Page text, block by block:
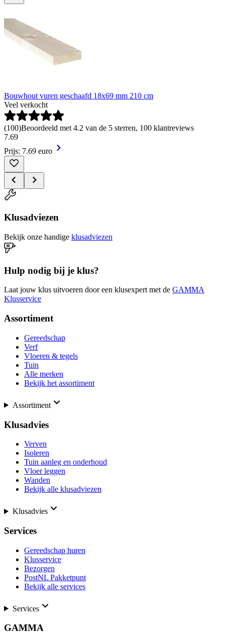
Bouwhout vuren geschaafd 18x69 mm 210 cm
Veel verkocht
(100)Beoordeeld met 4.2 van de 5 sterren, 100 klantreviews
7.69
Prijs: 7.69 euro
Klusadviezen
Bekijk onze handige klusadviezen
Hulp nodig bij je klus?
Laat jouw klus uitvoeren door een klusexpert met de GAMMA
Klusservice
Assortiment
Gereedschap
Verf
Vloeren & tegels
Tuin
Alle merken
Bekijk het assortiment
Assortiment
Klusadvies
Verven
Isoleren
Tuin aanleg en onderhoud
Vloer leggen
Wanden
Bekijk alle klusadviezen
Klusadvies
Services
Gereedschap huren
Klusservice
Bezorgen
PostNL Pakketpunt
Bekijk alle services
Services
GAMMA